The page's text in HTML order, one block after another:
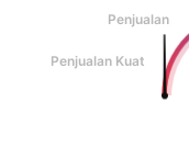
Penjualan
Penjualan Kuat